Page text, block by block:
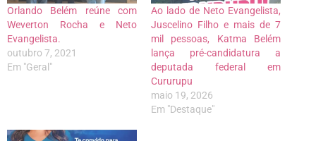
Orlando Belém reúne com
Weverton Rocha e Neto
Evangelista.
outubro 7, 2021
Em "Geral"
Ao lado de Neto Evangelista,
Juscelino Filho e mais de 7
mil pessoas, Katma Belém
lança pré-candidatura a
deputada federal em
Cururupu
maio 19, 2026
Em "Destaque"